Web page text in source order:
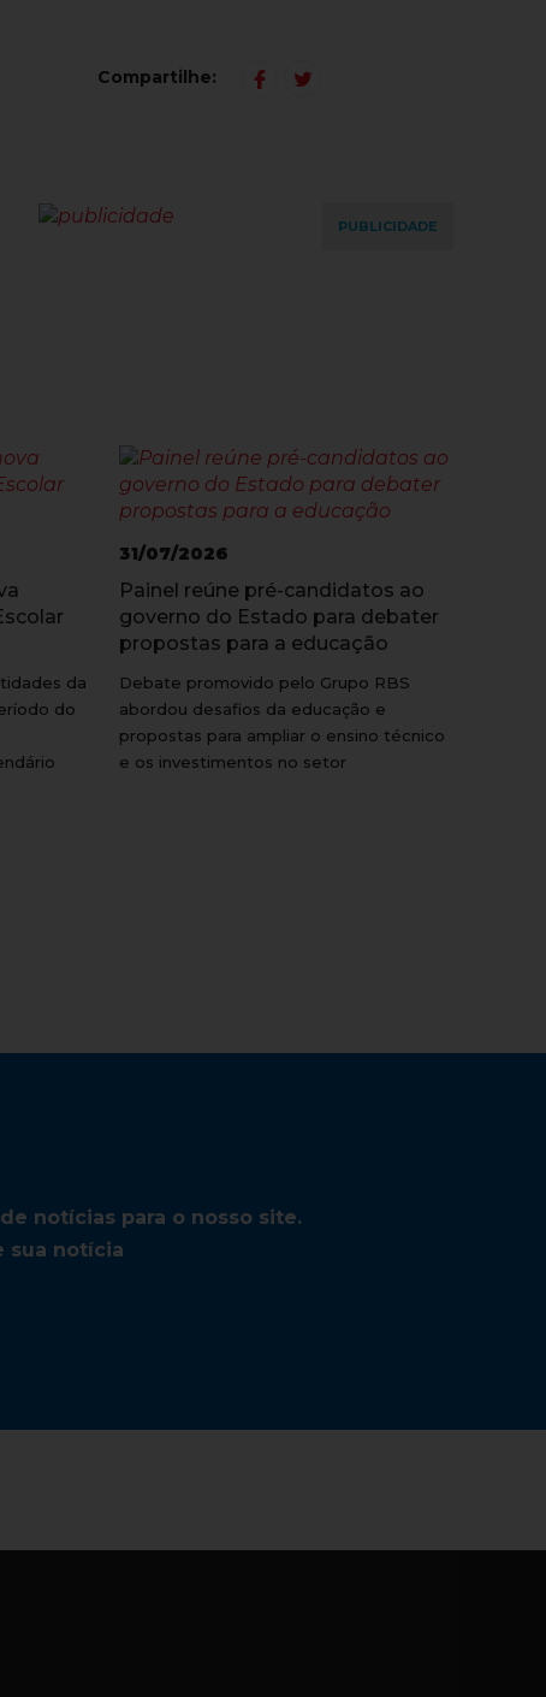
Compartilhe:
PUBLICIDADE
da
do
31/07/2026
Painel reúne pré-candidatos ao
governo do Estado para debater
propostas para a educação
Debate promovido pelo Grupo RBS
abordou desafios da educação e
propostas para ampliar o ensino técnico
e os investimentos no setor
notícias para o nosso site.
sua notícia